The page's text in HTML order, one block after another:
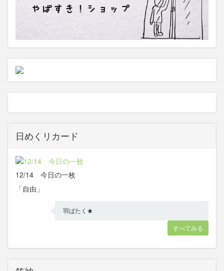
日めくリカード
12/14 今日の一枚
「自由」
羽ばたく★
すべてみる